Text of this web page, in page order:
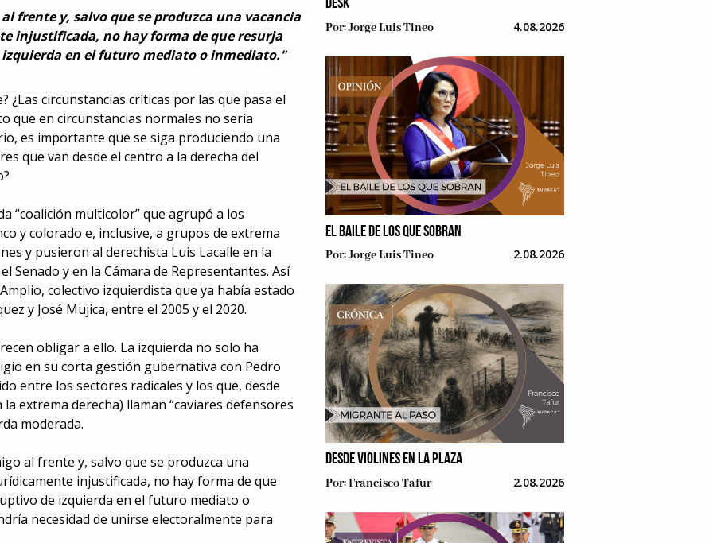
frente y, salvo que se produzca una vacancia
injustificada, no hay forma de que resurja
en el futuro mediato o inmediato."
¿Las circunstancias críticas por las que pasa el
que en circunstancias normales no sería
es importante que se siga produciendo una
que van desde el centro a la derecha del
“coalición multicolor” que agrupó a los
y colorado e, inclusive, a grupos de extrema
y pusieron al derechista Luis Lacalle en la
Senado y en la Cámara de Representantes. Así
colectivo izquierdista que ya había estado
y José Mujica, entre el 2005 y el 2020.
obligar a ello. La izquierda no solo ha
en su corta gestión gubernativa con Pedro
entre los sectores radicales y los que, desde
extrema derecha) llaman “caviares defensores
moderada.
al frente y, salvo que se produzca una
injustificada, no hay forma de que
de izquierda en el futuro mediato o
necesidad de unirse electoralmente para
DESK
Por:Jorge Luis Tineo 4.08.2026
EL BAILE DE LOS QUE SOBRAN
Por:Jorge Luis Tineo 2.08.2026
DESDE VIOLINES EN LA PLAZA
Por:Francisco Tafur 2.08.2026